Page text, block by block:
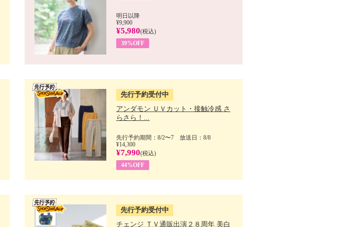
明日以降
¥9,900
¥5,980(税込)
39%OFF
先行予約受付中
アンダモン ＵＶカット・接触冷感 さ
らさら！...
先行予約期間：8/2〜7 放送日：8/8
¥14,300
¥7,990(税込)
44%OFF
先行予約受付中
チェンジ ＴＶ通販出演２８周年 美白